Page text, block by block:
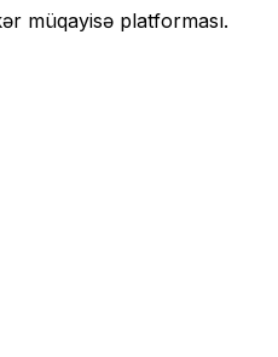
müqayisə platforması.